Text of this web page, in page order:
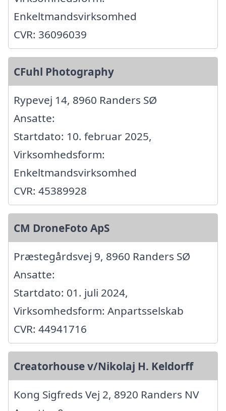
Enkeltmandsvirksomhed
CVR: 36096039
CFuhl Photography
Rypevej 14, 8960 Randers SØ
Ansatte:
Startdato: 10. februar 2025,
Virksomhedsform:
Enkeltmandsvirksomhed
CVR: 45389928
CM DroneFoto ApS
Præstegårdsvej 9, 8960 Randers SØ
Ansatte:
Startdato: 01. juli 2024,
Virksomhedsform: Anpartsselskab
CVR: 44941716
Creatorhouse v/Nikolaj H. Keldorff
Kong Sigfreds Vej 2, 8920 Randers NV